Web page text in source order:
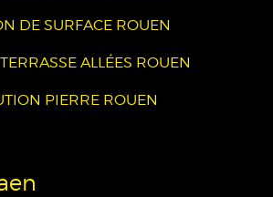
DE SURFACE ROUEN
ALLÉES ROUEN
PIERRE ROUEN